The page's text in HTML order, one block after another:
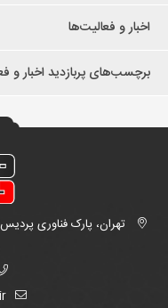
اخبار و فعالیت‌ها
برچسب‌های پربازدید اخبار و
تهران، پارک فناوری